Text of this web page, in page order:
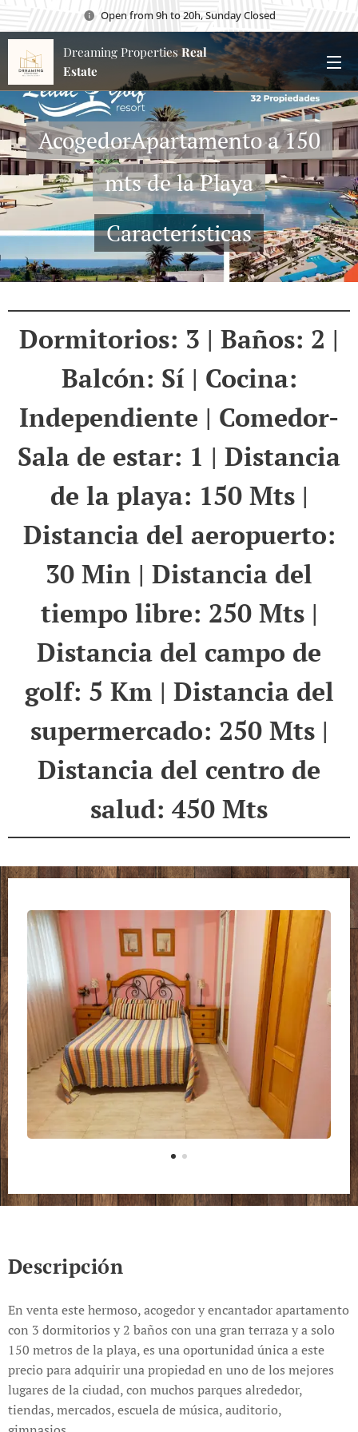
Open from 9h to 20h, Sunday Closed
Dreaming Properties Real
Estate
AcogedorApartamento a 150
mts de la Playa
Características
Dormitorios: 3 | Baños: 2 |
Balcón: Sí | Cocina:
Independiente | Comedor-
Sala de estar: 1 | Distancia
de la playa: 150 Mts |
Distancia del aeropuerto:
30 Min | Distancia del
tiempo libre: 250 Mts |
Distancia del campo de
golf: 5 Km | Distancia del
supermercado: 250 Mts |
Distancia del centro de
salud: 450 Mts
Descripción
En venta este hermoso, acogedor y encantador apartamento
con 3 dormitorios y 2 baños con una gran terraza y a solo
150 metros de la playa, es una oportunidad única a este
precio para adquirir una propiedad en uno de los mejores
lugares de la ciudad, con muchos parques alrededor,
tiendas, mercados, escuela de música, auditorio,